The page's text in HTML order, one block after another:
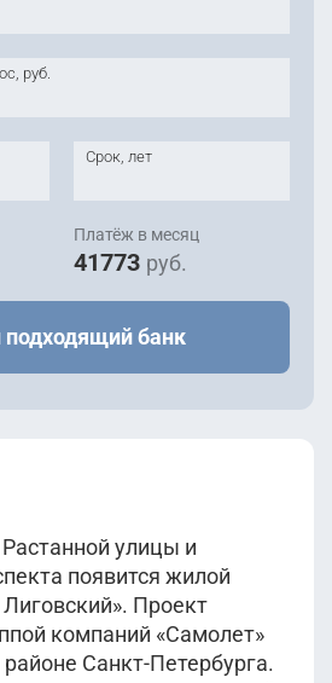
руб.
Срок, лет
Платёж в месяц
41773 руб.
подходящий банк
улицы и
появится жилой
Проект
компаний «Самолет»
Санкт-Петербурга.